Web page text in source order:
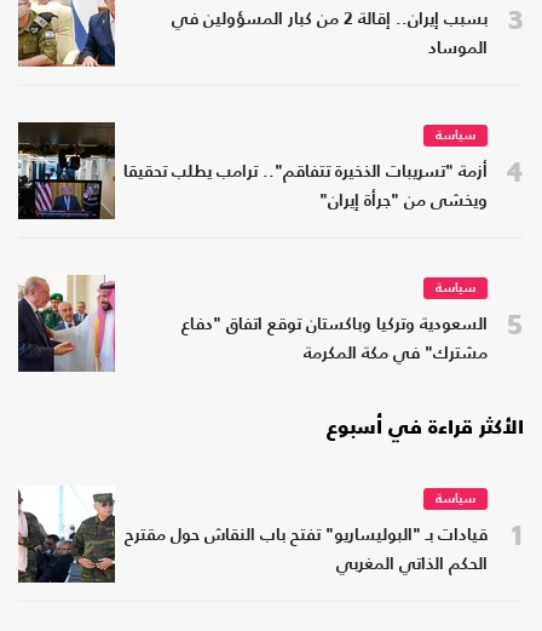
3
بسبب إيران.. إقالة 2 من كبار المسؤولين في
الموساد
4
سياسة
أزمة "تسريبات الذخيرة تتفاقم".. ترامب يطلب تحقيقا
ويخشى من "جرأة إيران"
5
سياسة
السعودية وتركيا وباكستان توقع اتفاق "دفاع
مشترك" في مكة المكرمة
الأكثر قراءة في أسبوع
1
سياسة
قيادات بـ "البوليساريو" تفتح باب النقاش حول مقترح
الحكم الذاتي المغربي